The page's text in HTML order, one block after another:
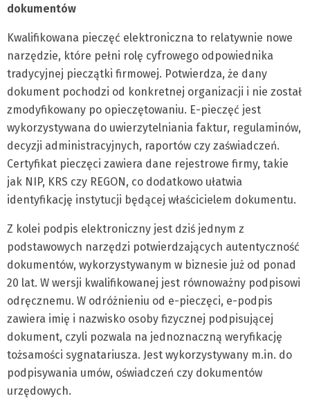
dokumentów
Kwalifikowana pieczęć elektroniczna to relatywnie nowe
narzędzie, które pełni rolę cyfrowego odpowiednika
tradycyjnej pieczątki firmowej. Potwierdza, że dany
dokument pochodzi od konkretnej organizacji i nie został
zmodyfikowany po opieczętowaniu. E-pieczęć jest
wykorzystywana do uwierzytelniania faktur, regulaminów,
decyzji administracyjnych, raportów czy zaświadczeń.
Certyfikat pieczęci zawiera dane rejestrowe firmy, takie
jak NIP, KRS czy REGON, co dodatkowo ułatwia
identyfikację instytucji będącej właścicielem dokumentu.
Z kolei podpis elektroniczny jest dziś jednym z
podstawowych narzędzi potwierdzających autentyczność
dokumentów, wykorzystywanym w biznesie już od ponad
20 lat. W wersji kwalifikowanej jest równoważny podpisowi
odręcznemu. W odróżnieniu od e-pieczęci, e-podpis
zawiera imię i nazwisko osoby fizycznej podpisującej
dokument, czyli pozwala na jednoznaczną weryfikację
tożsamości sygnatariusza. Jest wykorzystywany m.in. do
podpisywania umów, oświadczeń czy dokumentów
urzędowych.